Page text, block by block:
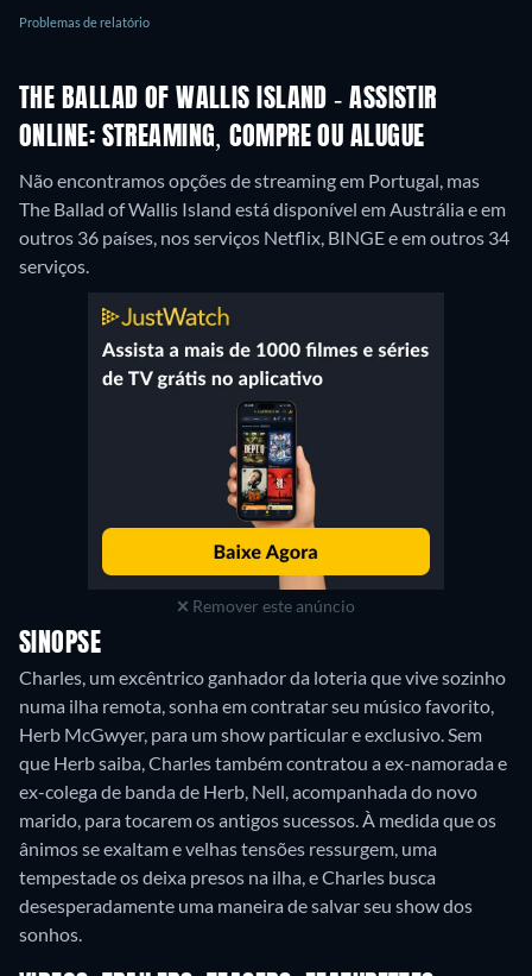
Problemas de relatório
THE BALLAD OF WALLIS ISLAND - ASSISTIR
ONLINE: STREAMING, COMPRE OU ALUGUE
Não encontramos opções de streaming em Portugal, mas
The Ballad of Wallis Island está disponível em Austrália e em
outros 36 países, nos serviços Netflix, BINGE e em outros 34
serviços.
Remover este anúncio
SINOPSE
Charles, um excêntrico ganhador da loteria que vive sozinho
numa ilha remota, sonha em contratar seu músico favorito,
Herb McGwyer, para um show particular e exclusivo. Sem
que Herb saiba, Charles também contratou a ex-namorada e
ex-colega de banda de Herb, Nell, acompanhada do novo
marido, para tocarem os antigos sucessos. À medida que os
ânimos se exaltam e velhas tensões ressurgem, uma
tempestade os deixa presos na ilha, e Charles busca
desesperadamente uma maneira de salvar seu show dos